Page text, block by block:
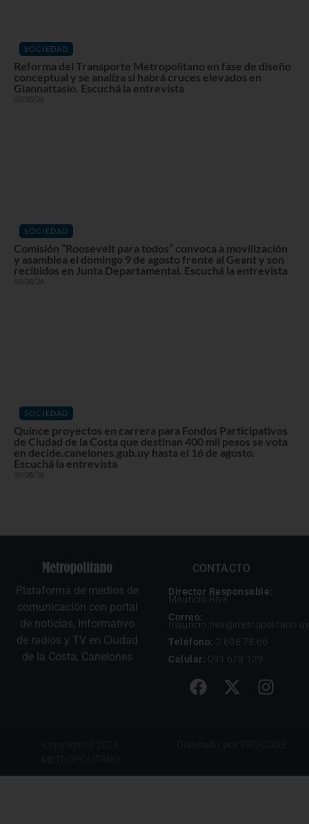
SOCIEDAD
Reforma del Transporte Metropolitano en fase de diseño
conceptual y se analiza si habrá cruces elevados en
Giannattasio. Escuchá la entrevista
05/08/26
SOCIEDAD
Comisión “Roosevelt para todos” convoca a movilización
y asamblea el domingo 9 de agosto frente al Geant y son
recibidos en Junta Departamental. Escuchá la entrevista
05/08/26
SOCIEDAD
Quince proyectos en carrera para Fondos Participativos
de Ciudad de la Costa que destinan 400 mil pesos se vota
en decide.canelones.gub.uy hasta el 16 de agosto.
Escuchá la entrevista
05/08/26
Plataforma de medios de
comunicación con portal
de noticias, Informativo
de radios y TV en Ciudad
de la Costa, Canelones
CONTACTO
Director Responsable:
Mauricio Riva
Correo:
mauricio.riva@metropolitano.uy
Teléfono: 2 698 78 66
Celular: 091 673 129